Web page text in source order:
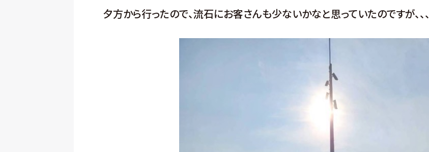
夕方から行ったので、流石にお客さんも少ないかなと思っていたのですが、、、